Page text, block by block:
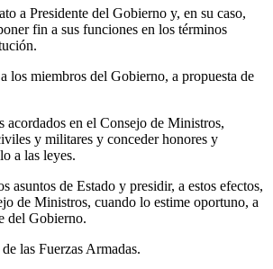
a Presidente del Gobierno y, en su caso,
fin a sus funciones en los términos
los miembros del Gobierno, a propuesta de
acordados en el Consejo de Ministros,
y militares y conceder honores y
a las leyes.
asuntos de Estado y presidir, a estos efectos,
de Ministros, cuando lo estime oportuno, a
del Gobierno.
las Fuerzas Armadas.